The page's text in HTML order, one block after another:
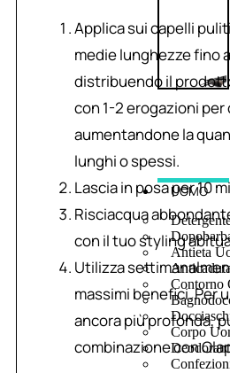
UOMO
Antieta
Contorno
Corpo
Applica sui capelli
medie lunghezze fino
distribuendo il
con 1-2 erogazioni
aumentandone la
lunghi o spessi.
Lascia in posa per 10
Risciacqua
con il tuo styling
Utilizza
massimi benefici. Per
ancora più profonda,
combinazione con